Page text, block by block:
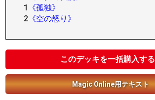
1
《孤独》
2 《空の怒り》
このデッキを一括購入する
Magic Online用テキスト